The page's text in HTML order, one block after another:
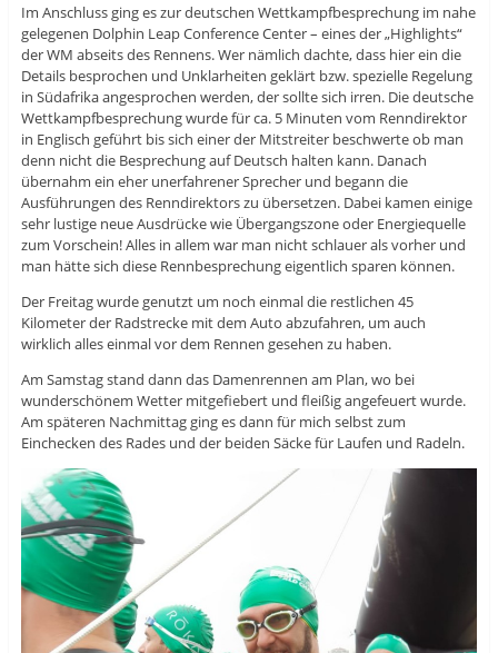
Im Anschluss ging es zur deutschen Wettkampfbesprechung im nahe
gelegenen Dolphin Leap Conference Center – eines der „Highlights“
der WM abseits des Rennens. Wer nämlich dachte, dass hier ein die
Details besprochen und Unklarheiten geklärt bzw. spezielle Regelung
in Südafrika angesprochen werden, der sollte sich irren. Die deutsche
Wettkampfbesprechung wurde für ca. 5 Minuten vom Renndirektor
in Englisch geführt bis sich einer der Mitstreiter beschwerte ob man
denn nicht die Besprechung auf Deutsch halten kann. Danach
übernahm ein eher unerfahrener Sprecher und begann die
Ausführungen des Renndirektors zu übersetzen. Dabei kamen einige
sehr lustige neue Ausdrücke wie Übergangszone oder Energiequelle
zum Vorschein! Alles in allem war man nicht schlauer als vorher und
man hätte sich diese Rennbesprechung eigentlich sparen können.
Der Freitag wurde genutzt um noch einmal die restlichen 45
Kilometer der Radstrecke mit dem Auto abzufahren, um auch
wirklich alles einmal vor dem Rennen gesehen zu haben.
Am Samstag stand dann das Damenrennen am Plan, wo bei
wunderschönem Wetter mitgefiebert und fleißig angefeuert wurde.
Am späteren Nachmittag ging es dann für mich selbst zum
Einchecken des Rades und der beiden Säcke für Laufen und Radeln.